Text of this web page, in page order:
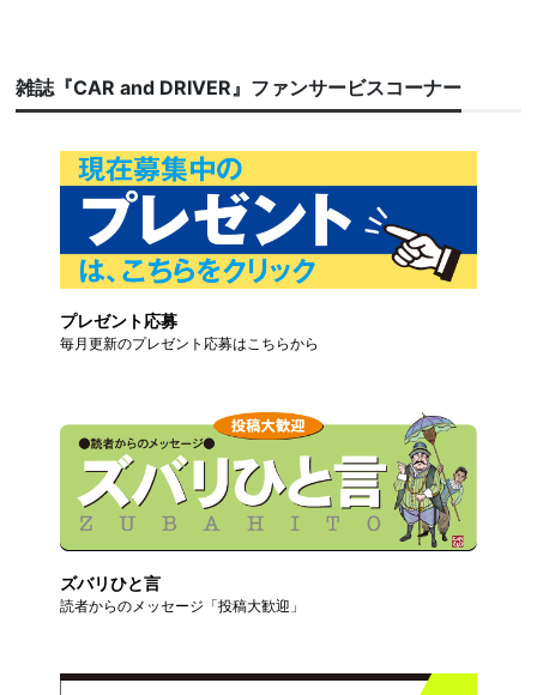
雑誌『CAR and DRIVER』ファンサービスコーナー
プレゼント応募
毎月更新のプレゼント応募はこちらから
ズバリひと言
読者からのメッセージ「投稿大歓迎」